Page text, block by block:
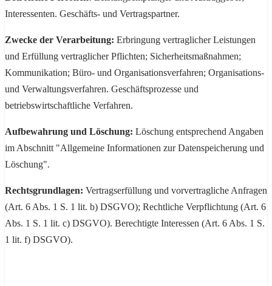
Interessenten. Geschäfts- und Vertragspartner.
Zwecke der Verarbeitung: Erbringung vertraglicher Leistungen
und Erfüllung vertraglicher Pflichten; Sicherheitsmaßnahmen;
Kommunikation; Büro- und Organisationsverfahren; Organisations-
und Verwaltungsverfahren. Geschäftsprozesse und
betriebswirtschaftliche Verfahren.
Aufbewahrung und Löschung: Löschung entsprechend Angaben
im Abschnitt "Allgemeine Informationen zur Datenspeicherung und
Löschung".
Rechtsgrundlagen: Vertragserfüllung und vorvertragliche Anfragen
(Art. 6 Abs. 1 S. 1 lit. b) DSGVO); Rechtliche Verpflichtung (Art. 6
Abs. 1 S. 1 lit. c) DSGVO). Berechtigte Interessen (Art. 6 Abs. 1 S.
1 lit. f) DSGVO).